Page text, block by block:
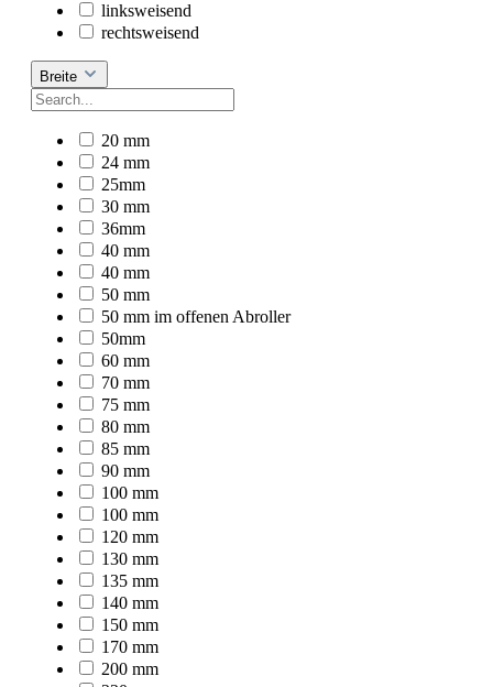
linksweisend
rechtsweisend
Breite
20 mm
24 mm
25mm
30 mm
36mm
40 mm
40 mm
50 mm
50 mm im offenen Abroller
50mm
60 mm
70 mm
75 mm
80 mm
85 mm
90 mm
100 mm
100 mm
120 mm
130 mm
135 mm
140 mm
150 mm
170 mm
200 mm